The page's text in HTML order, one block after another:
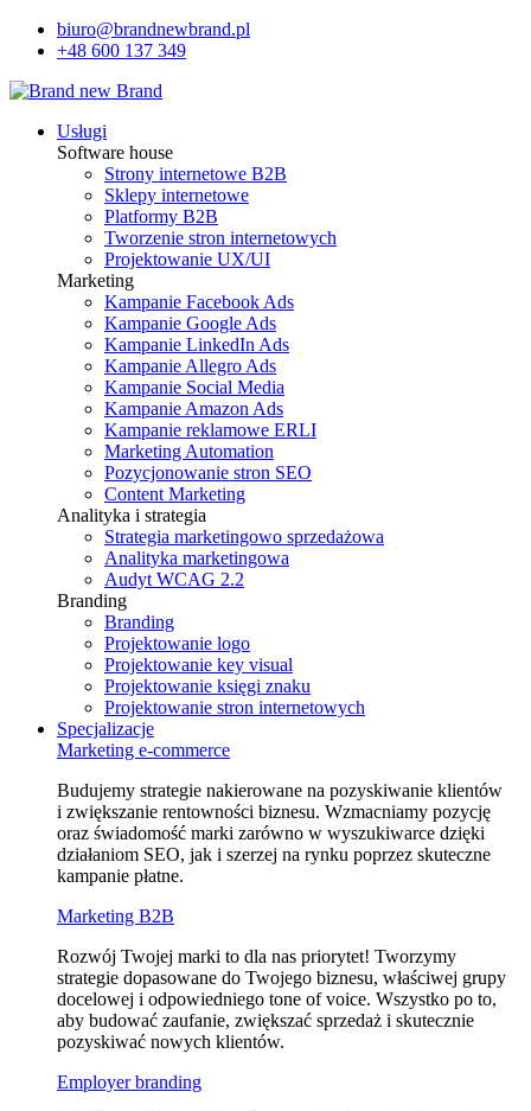
biuro@brandnewbrand.pl
+48 600 137 349
Usługi
Software house
Strony internetowe B2B
Sklepy internetowe
Platformy B2B
Tworzenie stron internetowych
Projektowanie UX/UI
Marketing
Kampanie Facebook Ads
Kampanie Google Ads
Kampanie LinkedIn Ads
Kampanie Allegro Ads
Kampanie Social Media
Kampanie Amazon Ads
Kampanie reklamowe ERLI
Marketing Automation
Pozycjonowanie stron SEO
Content Marketing
Analityka i strategia
Strategia marketingowo sprzedażowa
Analityka marketingowa
Audyt WCAG 2.2
Branding
Branding
Projektowanie logo
Projektowanie key visual
Projektowanie księgi znaku
Projektowanie stron internetowych
Specjalizacje
Marketing e⁠‑commerce
Budujemy strategie nakierowane na pozyskiwanie klientów
i zwiększanie rentowności biznesu. Wzmacniamy pozycję
oraz świadomość marki zarówno w wyszukiwarce dzięki
działaniom SEO, jak i szerzej na rynku poprzez skuteczne
kampanie płatne.
Marketing B2B
Rozwój Twojej marki to dla nas priorytet! Tworzymy
strategie dopasowane do Twojego biznesu, właściwej grupy
docelowej i odpowiedniego tone of voice. Wszystko po to,
aby budować zaufanie, zwiększać sprzedaż i skutecznie
pozyskiwać nowych klientów.
Employer branding